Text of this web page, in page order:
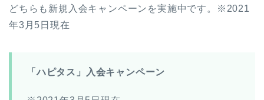
どちらも新規入会キャンペーンを実施中です。※2021
年3月5日現在
「ハピタス」入会キャンペーン